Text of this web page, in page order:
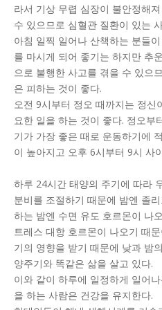
라서 기상 무렵 심장이 불안정해
수 있으므로 심혈관 질환이 있는
아침 일찍 일어나 산책하는 분들
를 마시게 되어 좋기는 하지만 추
으로 불행한 사고를 겪을 수 있으
은 피하는 것이 좋다.
오전 9시부터 정오 때까지는 정신
요한 일을 하는 것이 좋다. 정오부
기가 가장 좋은 때로 운동하기에
이 높아지고 오후 6시부터 9시 사
하루 24시간 태양의 주기에 따라
분비를 조절하기 때문에 밤엔 졸
하는 밤엔 수면 유도 호르몬이 나
트레스 대항 호르몬이 나오기 때
기의 영향을 받기 때문에 낮과 밤
양주기와 똑같은 삶을 살고 있다.
이와 같이 하루에 일정하게 일어
을 하는 사람은 건강을 유지한다.